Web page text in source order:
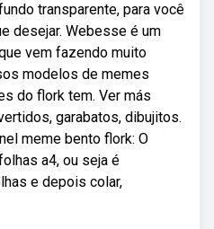
transparente, para você
desejar. Webesse é um
vem fazendo muito
modelos de memes
do flork tem. Ver más
garabatos, dibujitos.
meme bento flork: O
a4, ou seja é
e depois colar,